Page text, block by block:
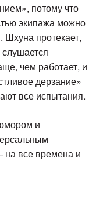
потому что
экипажа можно
Шхуна протекает,
чем работает, и
дерзание»
все испытания.
и
на все времена и